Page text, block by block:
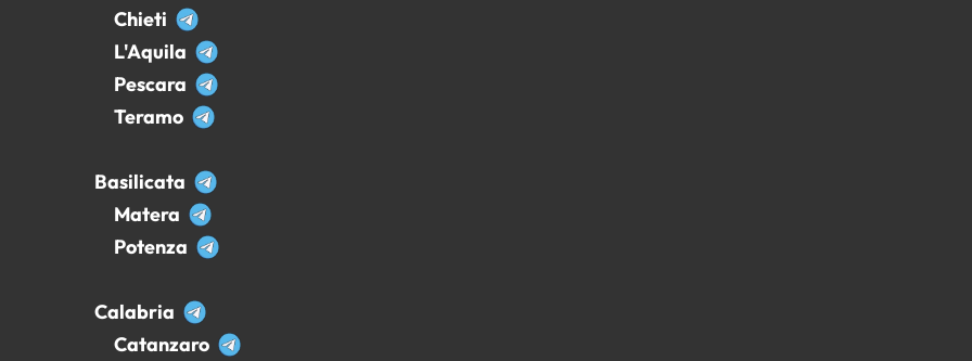
Chieti
L'Aquila
Pescara
Teramo
Basilicata
Matera
Potenza
Calabria
Catanzaro